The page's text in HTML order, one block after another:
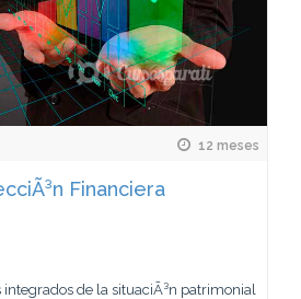
12 meses
Financiera
integrados de la situaciÃ³n patrimonial